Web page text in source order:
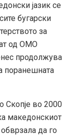
јазик се
бугарски
за
од ОМО
продолжува
поранешната
Скопје во 2000
македонскиот
да го